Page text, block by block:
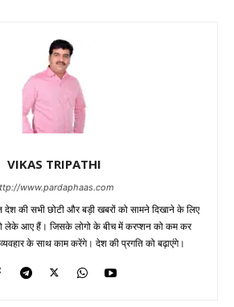
VIKAS TRIPATHI
www.pardaphaas.com
की सभी छोटी और बड़ी खबरों को सामने दिखाने के लिए
लेके आए हैं। जिसके लोगो के बीच में करप्शन को कम कर
के साथ काम करेंगे। देश की प्रगति को बढ़ाएंगे।